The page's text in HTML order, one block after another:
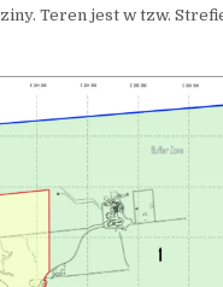
Teren jest w tzw.